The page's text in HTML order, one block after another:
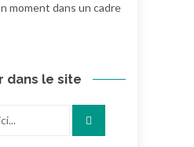
moment dans un cadre
dans le site